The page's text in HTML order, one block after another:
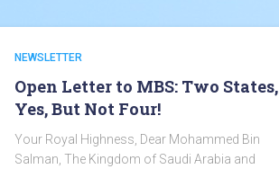
NEWSLETTER
Open Letter to MBS: Two States,
Yes, But Not Four!
Your Royal Highness, Dear Mohammed Bin
Salman, The Kingdom of Saudi Arabia and